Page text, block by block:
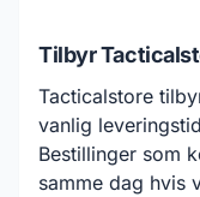
Tilbyr
Tacticalstore
vanlig
Bestillinger som
samme dag hvis